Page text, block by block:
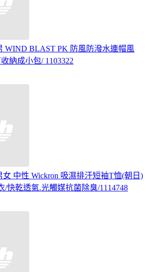
WIND BLAST PK 防風防潑水連帽風
納成小包/ 1103322
中性 Wickron 吸濕排汗短袖T恤(朝日)
/快乾透氣.光觸媒抗菌除臭/1114748